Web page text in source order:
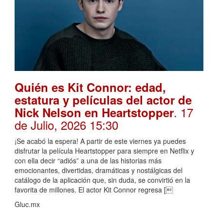
Quién es Kit Connor: edad,
estatura y películas del actor de
Nick Nelson en Heartstopper. 17
de Julio, 2026 15:30
¡Se acabó la espera! A partir de este viernes ya puedes
disfrutar la película Heartstopper para siempre en Netflix y
con ella decir “adiós” a una de las historias más
emocionantes, divertidas, dramáticas y nostálgicas del
catálogo de la aplicación que, sin duda, se convirtió en la
favorita de millones. El actor Kit Connor regresa [
Gluc.mx